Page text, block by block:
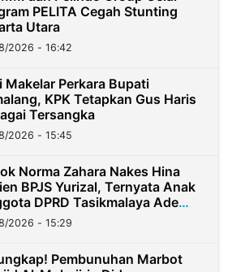
PELITA Cegah Stunting
Utara
2026 - 16:42
Makelar Perkara Bupati
KPK Tetapkan Gus Haris
Tersangka
2026 - 15:45
Norma Zahara Nakes Hina
BPJS Yurizal, Ternyata Anak
DPRD Tasikmalaya Ade
2026 - 15:29
Pembunuhan Marbot